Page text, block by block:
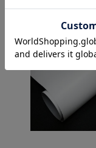
関連商品・お